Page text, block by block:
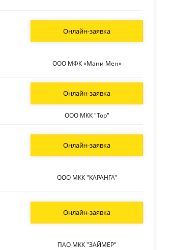
ООО МФК «Мани Мен»
Онлайн-заявка
ООО МКК "Тор"
Онлайн-заявка
ООО МКК "КАРАНГА"
Онлайн-заявка
ПАО МКК "ЗАЙМЕР"
Онлайн-заявка